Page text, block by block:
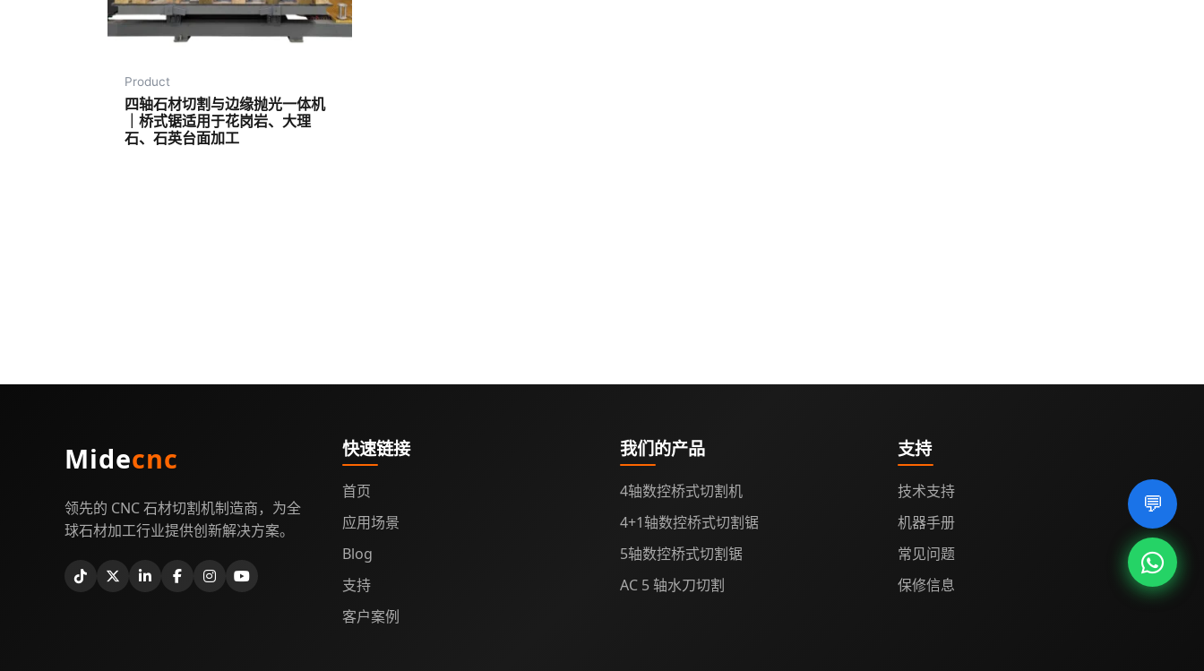
💬
Product
四轴石材切割与边缘抛光一体机
｜桥式锯适用于花岗岩、大理
石、石英台面加工
Midecnc
领先的 CNC 石材切割机制造商，为全
球石材加工行业提供创新解决方案。
快速链接
首页
应用场景
Blog
支持
客户案例
我们的产品
4轴数控桥式切割机
4+1轴数控桥式切割锯
5轴数控桥式切割锯
AC 5 轴水刀切割
支持
技术支持
机器手册
常见问题
保修信息